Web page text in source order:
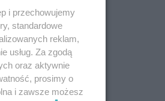
i przechowujemy
standardowe
reklam,
usług. Za zgodą
oraz aktywnie
prosimy o
i zawsze możesz